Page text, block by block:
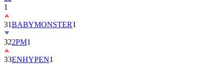
31
322PM1
33ENHYPEN
34ILLIT